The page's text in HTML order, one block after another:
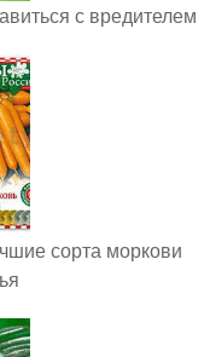
с вредителем
сорта моркови